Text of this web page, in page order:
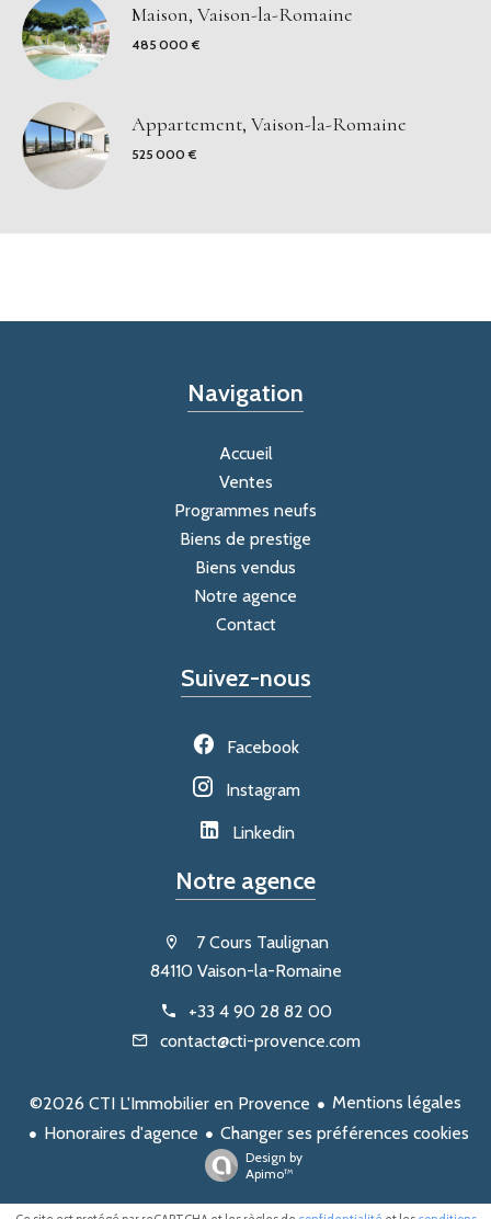
Maison, Vaison-la-Romaine
485 000 €
Appartement, Vaison-la-Romaine
525 000 €
Navigation
Accueil
Ventes
Programmes neufs
Biens de prestige
Biens vendus
Notre agence
Contact
Suivez-nous
Facebook
Instagram
Linkedin
Notre agence
7 Cours Taulignan
84110 Vaison-la-Romaine
+33 4 90 28 82 00
contact@cti-provence.com
©2026 CTI L'Immobilier en Provence
Mentions légales
Honoraires d'agence
Changer ses préférences cookies
Design by
Apimo™